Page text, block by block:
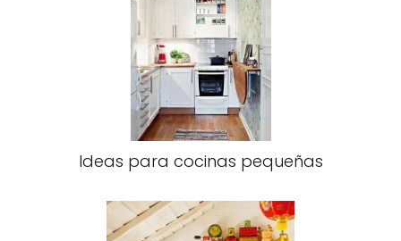
Ideas para cocinas pequeñas